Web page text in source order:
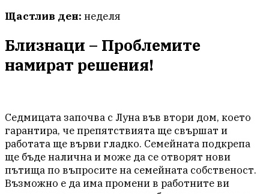
Щастлив ден: неделя
Близнаци – Проблемите
намират решения!
Седмицата започва с Луна във втори дом, което
гарантира, че препятствията ще свършат и
работата ще върви гладко. Семейната подкрепа
ще бъде налична и може да се отворят нови
пътища по въпросите на семейната собственост.
Възможно е да има промени в работните ви